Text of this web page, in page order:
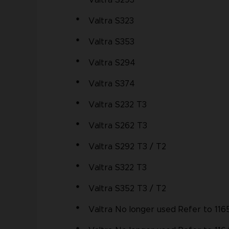
Valtra S323
Valtra S353
Valtra S294
Valtra S374
Valtra S232 T3
Valtra S262 T3
Valtra S292 T3 / T2
Valtra S322 T3
Valtra S352 T3 / T2
Valtra No longer used Refer to